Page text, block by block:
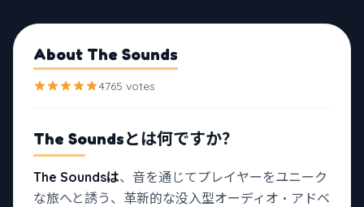
About The Sounds
4765 votes
The Soundsとは何ですか？
The Soundsは、音を通じてプレイヤーをユニーク
な旅へと誘う、革新的な没入型オーディオ・アドベ